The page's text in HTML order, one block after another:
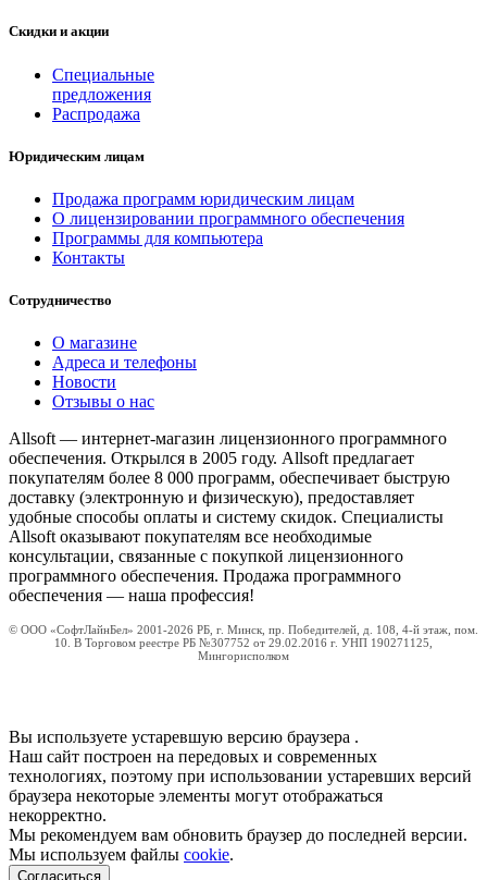
Скидки и акции
Специальные
предложения
Распродажа
Юридическим лицам
Продажа программ юридическим лицам
О лицензировании программного обеспечения
Программы для компьютера
Контакты
Сотрудничество
О магазине
Адреса и телефоны
Новости
Отзывы о нас
Allsoft — интернет-магазин лицензионного программного
обеспечения. Открылся в 2005 году. Allsoft предлагает
покупателям более 8 000 программ, обеспечивает быструю
доставку (электронную и физическую), предоставляет
удобные способы оплаты и систему скидок. Специалисты
Allsoft оказывают покупателям все необходимые
консультации, связанные с покупкой лицензионного
программного обеспечения. Продажа программного
обеспечения — наша профессия!
© ООО «СофтЛайнБел» 2001-2026 РБ, г. Минск, пр. Победителей, д. 108, 4-й этаж, пом.
10. В Торговом реестре РБ №307752 от 29.02.2016 г. УНП 190271125,
Мингорисполком
Вы используете устаревшую версию браузера .
Наш сайт построен на передовых и современных
технологиях, поэтому при использовании устаревших версий
браузера некоторые элементы могут отображаться
некорректно.
Мы рекомендуем вам обновить браузер до последней версии.
Мы используем файлы cookie.
Согласиться